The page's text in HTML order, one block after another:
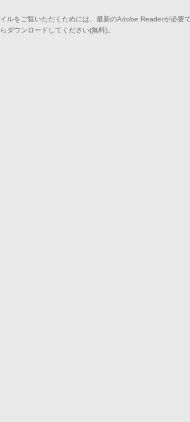
ルをご覧いただくためには、最新のAdobe Readerが必要
ダウンロードしてください(無料)。